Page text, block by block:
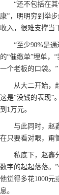
“还不包括在其
康”，明明穷到举
收入，很难支撑当
“至少90%是通过
的“催缴单”埋单，
一个老板的口袋。”
从大二开始，赵
这是“没钱的表现”
到1万元。
与此同时，赵鑫
在只要看对眼，甭
私底下，赵鑫分
数字的起起落落。
他觉得多花1000元
息。